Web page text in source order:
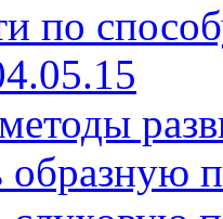
по
образную